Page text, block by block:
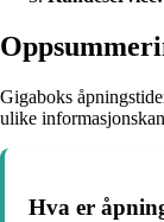
Gigaboks
ulike
Hva er